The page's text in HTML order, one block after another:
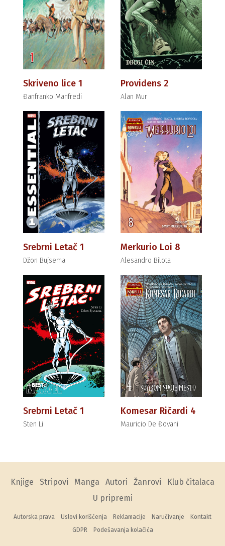
Skriveno lice 1
Đanfranko Manfredi
Providens 2
Alan Mur
Srebrni Letač 1
Džon Bujsema
Merkurio Loi 8
Alesandro Bilota
Srebrni Letač 1
Sten Li
Komesar Ričardi 4
Mauricio De Đovani
Knjige Stripovi Manga Autori Žanrovi
Klub čitalaca
U pripremi
Autorska prava Uslovi korišćenja Reklamacije Naručivanje
Kontakt
GDPR
Podešavanja kolačića